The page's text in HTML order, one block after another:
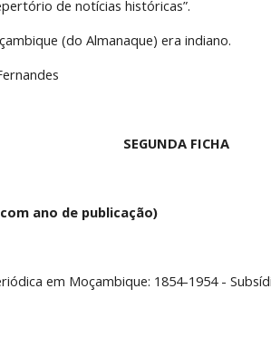
de notícias históricas”.
(do Almanaque) era indiano.
SEGUNDA FICHA
ano de publicação)
em Moçambique: 1854-1954 -